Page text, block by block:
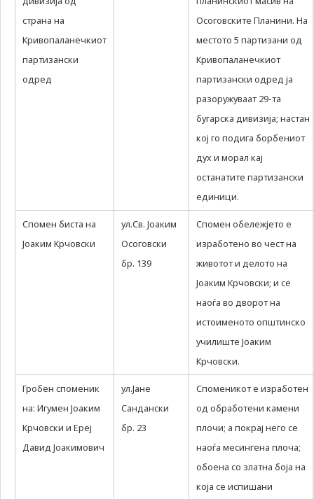
страна на
Кривопаланечкиот
партизански
одред
Осоговските Планини. На
местото 5 партизани од
Кривопаланечкиот
партизански одред ја
разоружуваат 29-та
бугарска дивизија; настан
кој го подига борбениот
дух и морал кај
останатите партизански
единици.
Спомен биста на
Јоаким Крчовски
ул.Св. Јоаким
Осоговски
бр. 139
Спомен обележјето е
изработено во чест на
животот и делото на
Јоаким Крчовски; и се
наоѓа во дворот на
истоименото општинско
училиште Јоаким
Крчовски.
Гробен споменик
на: Игумен Јоаким
Крчовски и Ереј
Давид Јоакимович
ул.Јане
Сандански
бр. 23
Споменикот е изработен
од обработени камени
плочи; а покрај него се
наоѓа месингена плоча;
обоена со златна боја на
која се испишани